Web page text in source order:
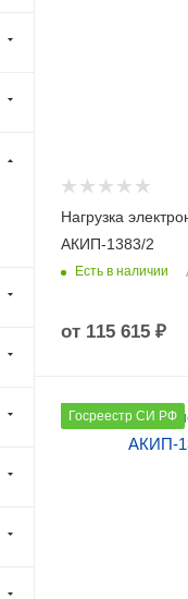
Нагрузка
АКИП-1383/2
Есть в наличии
от 115 615 ₽
Госреестр СИ РФ
Количество каналов
1